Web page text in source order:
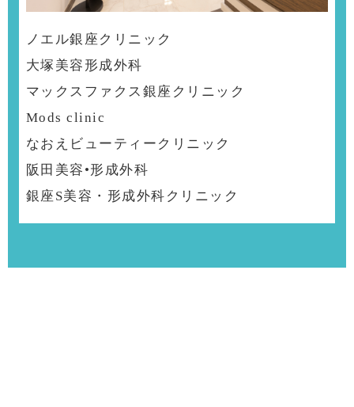
ノエル銀座クリニック
大塚美容形成外科
マックスファクス銀座クリニック
Mods clinic
なおえビューティークリニック
阪田美容•形成外科
銀座S美容・形成外科クリニック